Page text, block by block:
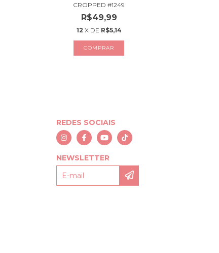
CROPPED #1249
R$49,99
12 X DE R$5,14
COMPRAR
REDES SOCIAIS
NEWSLETTER